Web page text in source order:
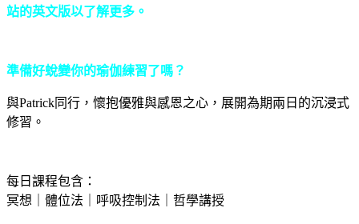
站的英文版以了解更多。
準備好蛻變你的瑜伽練習了嗎？
與Patrick同行，懷抱優雅與感恩之心，展開為期兩日的沉浸式
修習。
每日課程包含：
冥想｜體位法｜呼吸控制法｜哲學講授